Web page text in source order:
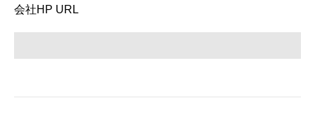
会社HP URL